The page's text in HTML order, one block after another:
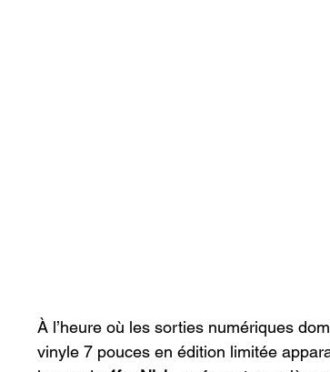
À l’heure où les sorties numériques
vinyle 7 pouces en édition limitée